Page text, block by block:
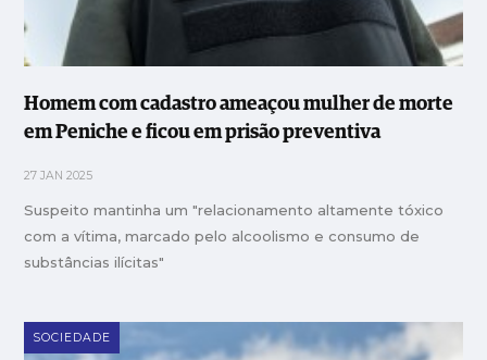
Homem com cadastro ameaçou mulher de morte
em Peniche e ficou em prisão preventiva
27 JAN 2025
Suspeito mantinha um "relacionamento altamente tóxico
com a vítima, marcado pelo alcoolismo e consumo de
substâncias ilícitas"
SOCIEDADE